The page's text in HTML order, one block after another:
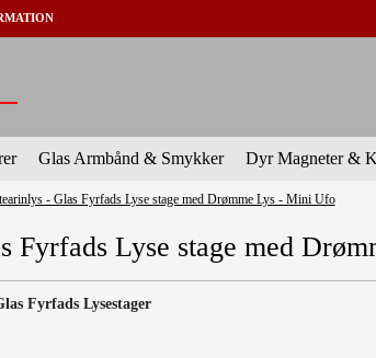
Glas Armbånd & Smykker Dyr Magneter &
- Glas Fyrfads Lyse stage med Drømme Lys - Mini Ufo
Fyrfads Lyse stage med
Fyrfads Lysestager